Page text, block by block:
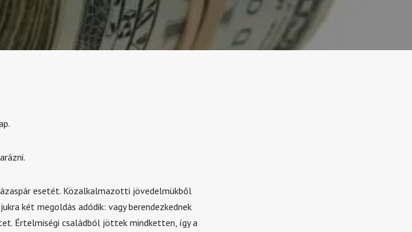
esetét. Közalkalmazotti jövedelmükből
két megoldás adódik: vagy berendezkednek
Értelmiségi családból jöttek mindketten, így a